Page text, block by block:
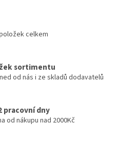
O
á
d
í
p
r
celkem
sortimentu
od nás i ze skladů dodavatelů
pracovní dny
od nákupu nad 2000Kč